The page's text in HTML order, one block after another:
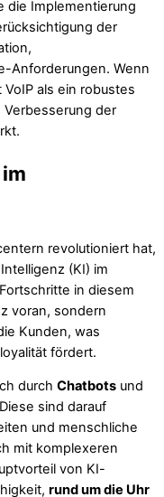
die Implementierung
der
Anforderungen. Wenn
als ein robustes
der
revolutioniert hat,
(KI) im
in diesem
voran, sondern
Kunden, was
fördert.
durch Chatbots und
sind darauf
und menschliche
mit komplexeren
von KI-
rund um die Uhr